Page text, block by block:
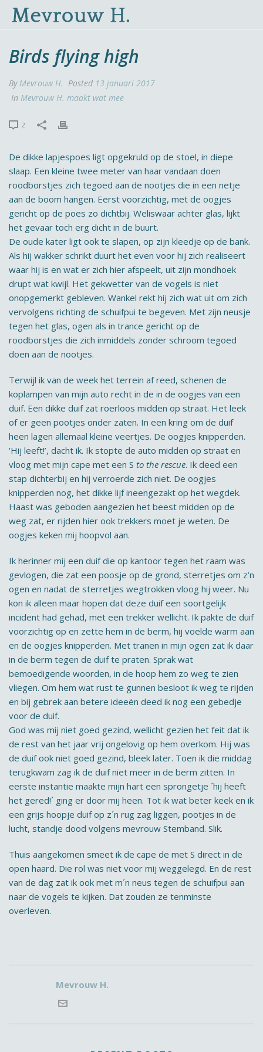
Birds flying high
ByMevrouw H. Posted 13 januari 2017
In Mevrouw H. maakt wat mee
2
De dikke lapjespoes ligt opgekruld op de stoel, in diepe
slaap. Een kleine twee meter van haar vandaan doen
roodborstjes zich tegoed aan de nootjes die in een netje
aan de boom hangen. Eerst voorzichtig, met de oogjes
gericht op de poes zo dichtbij. Weliswaar achter glas, lijkt
het gevaar toch erg dicht in de buurt.
De oude kater ligt ook te slapen, op zijn kleedje op de bank.
Als hij wakker schrikt duurt het even voor hij zich realiseert
waar hij is en wat er zich hier afspeelt, uit zijn mondhoek
drupt wat kwijl. Het gekwetter van de vogels is niet
onopgemerkt gebleven. Wankel rekt hij zich wat uit om zich
vervolgens richting de schuifpui te begeven. Met zijn neusje
tegen het glas, ogen als in trance gericht op de
roodborstjes die zich inmiddels zonder schroom tegoed
doen aan de nootjes.
Terwijl ik van de week het terrein af reed, schenen de
koplampen van mijn auto recht in de in de oogjes van een
duif. Een dikke duif zat roerloos midden op straat. Het leek
of er geen pootjes onder zaten. In een kring om de duif
heen lagen allemaal kleine veertjes. De oogjes knipperden.
‘Hij leeft!’, dacht ik. Ik stopte de auto midden op straat en
vloog met mijn cape met een S to the rescue. Ik deed een
stap dichterbij en hij verroerde zich niet. De oogjes
knipperden nog, het dikke lijf ineengezakt op het wegdek.
Haast was geboden aangezien het beest midden op de
weg zat, er rijden hier ook trekkers moet je weten. De
oogjes keken mij hoopvol aan.
Ik herinner mij een duif die op kantoor tegen het raam was
gevlogen, die zat een poosje op de grond, sterretjes om z’n
ogen en nadat de sterretjes wegtrokken vloog hij weer. Nu
kon ik alleen maar hopen dat deze duif een soortgelijk
incident had gehad, met een trekker wellicht. Ik pakte de duif
voorzichtig op en zette hem in de berm, hij voelde warm aan
en de oogjes knipperden. Met tranen in mijn ogen zat ik daar
in de berm tegen de duif te praten. Sprak wat
bemoedigende woorden, in de hoop hem zo weg te zien
vliegen. Om hem wat rust te gunnen besloot ik weg te rijden
en bij gebrek aan betere ideeën deed ik nog een gebedje
voor de duif.
God was mij niet goed gezind, wellicht gezien het feit dat ik
de rest van het jaar vrij ongelovig op hem overkom. Hij was
de duif ook niet goed gezind, bleek later. Toen ik die middag
terugkwam zag ik de duif niet meer in de berm zitten. In
eerste instantie maakte mijn hart een sprongetje ´hij heeft
het gered!´ ging er door mij heen. Tot ik wat beter keek en ik
een grijs hoopje duif op z´n rug zag liggen, pootjes in de
lucht, standje dood volgens mevrouw Stemband. Slik.
Thuis aangekomen smeet ik de cape de met S direct in de
open haard. Die rol was niet voor mij weggelegd. En de rest
van de dag zat ik ook met m´n neus tegen de schuifpui aan
naar de vogels te kijken. Dat zouden ze tenminste
overleven.
Mevrouw H.